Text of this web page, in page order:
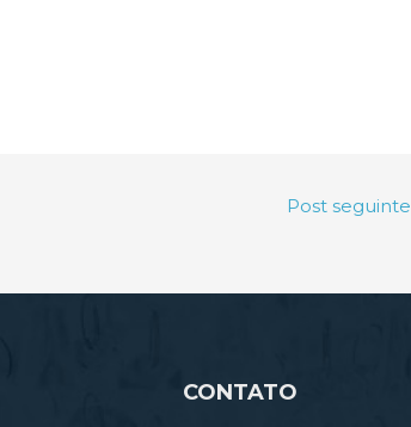
Post seguinte
CONTATO